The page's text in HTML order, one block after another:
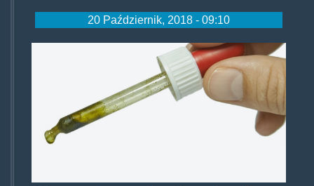
20 Październik, 2018 - 09:10